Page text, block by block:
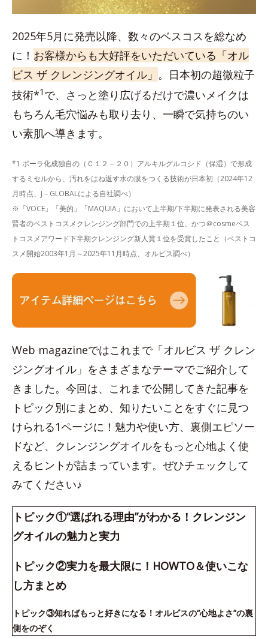
2025年5月に発売以降、数々のベスコスを総なめ
に！ お客様からも大好評をいただいている「オル
ビス ザ クレンジングオイル」 。日本初の超微粒子
技術*1 で、さっと塗り広げるだけで濃いメイクは
もちろん毛穴悩みも取り去り、一瞬で気持ちのい
い素肌へ導きます。
*1 ポーラ化成独自の（Ｃ１２－２０）アルキルグルコシド（保湿）で形成
するミセルから、汚れをはね返す水の膜をつくる技術が日本初（2024年12
月時点、J－GLOBALによる自社調べ）
※「VOCE」「美的」「MAQUIA」において上半期/下半期に発表される美容
賢者のベストコスメクレンジング部門での上半期１位、かつ＠cosmeベス
トコスメアワード下半期クレンジング新人賞１位を受賞したこと（ベストコ
スメ開始2003年1月～2025年11月時点、オルビス調べ）
Web magazineではこれまで「オルビス ザ クレン
ジングオイル」をさまざまなテーマでご紹介して
きました。今回は、これまで公開してきた記事を
トピック別にまとめ、知りたいことをすぐに見つ
けられる1ページに！魅力や使い方、裏側エピソー
ドなど、クレンジングオイルをもっと心地よく使
えるヒントが詰まっています。ぜひチェックして
みてください♪
トピック①“選ばれる理由”がわかる！クレンジン
グオイルの魅力と実力
トピック②実力を最大限に！HOWTO＆使いこな
し方まとめ
トピック③知ればもっと好きになる！オルビスの“心地よさ”の裏
側をのぞく